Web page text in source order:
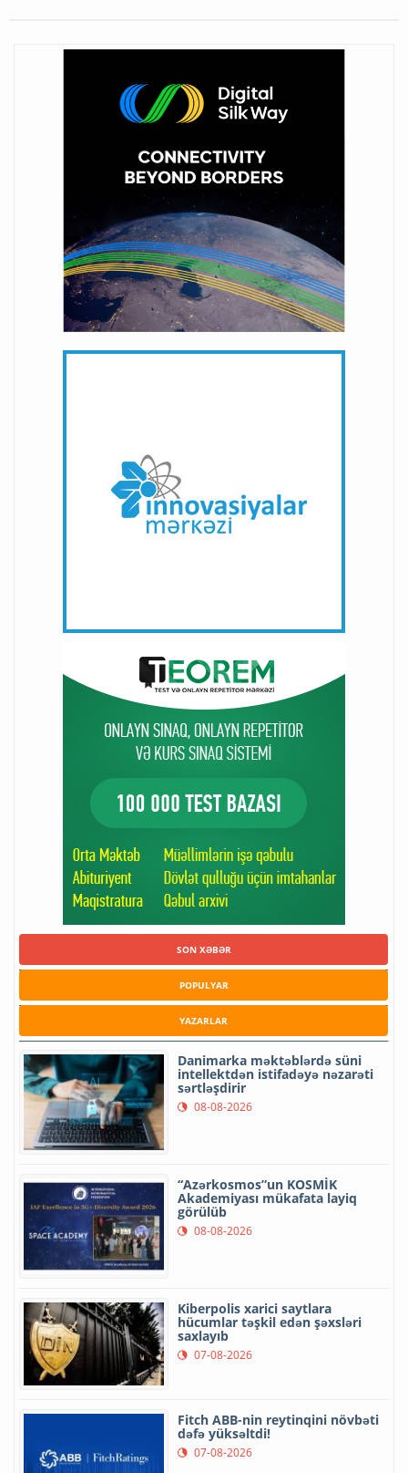
SON XƏBƏR
POPULYAR
YAZARLAR
Danimarka məktəblərdə süni
intellektdən istifadəyə nəzarəti
sərtləşdirir
08-08-2026
“Azərkosmos”un KOSMİK
Akademiyası mükafata layiq
görülüb
08-08-2026
Kiberpolis xarici saytlara
hücumlar təşkil edən şəxsləri
saxlayıb
07-08-2026
Fitch ABB-nin reytinqini növbəti
dəfə yüksəltdi!
07-08-2026